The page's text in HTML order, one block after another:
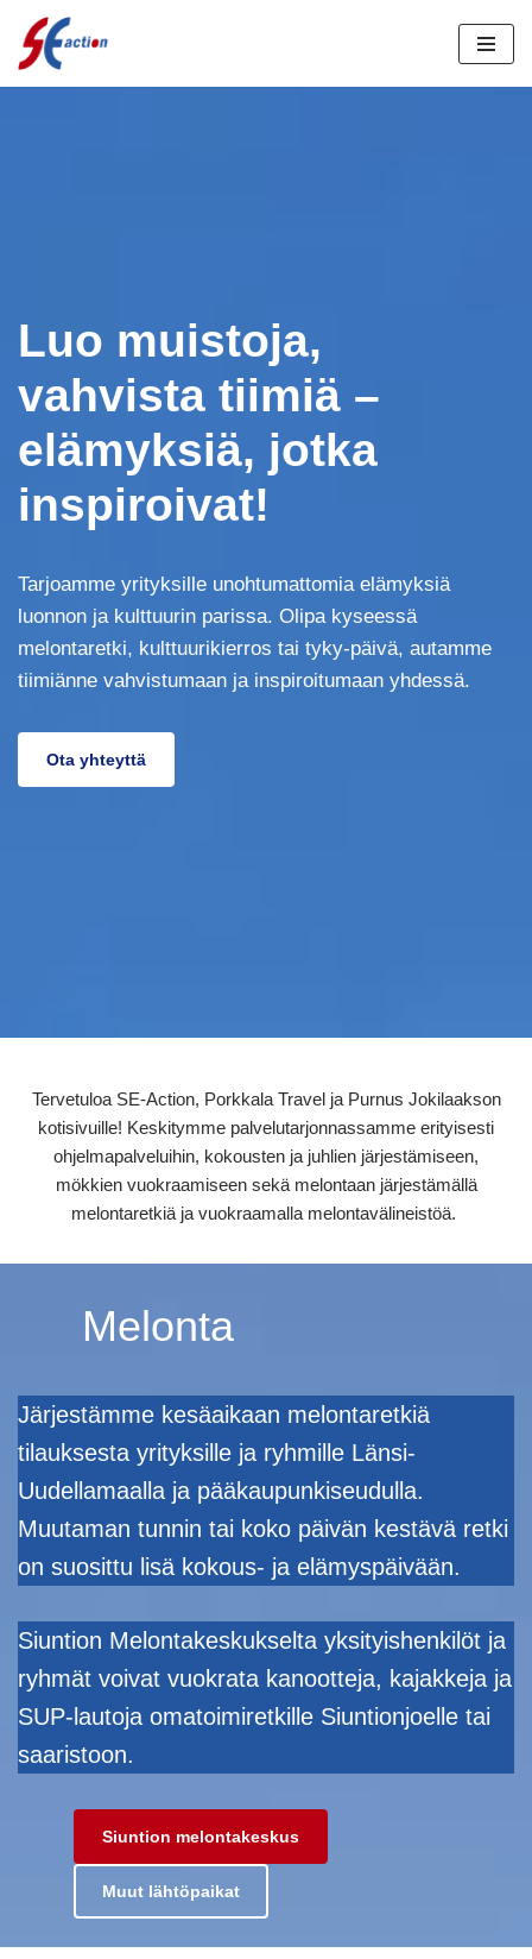
Siirry
suoraan
Luo muistoja,
vahvista tiimiä –
elämyksiä, jotka
inspiroivat!
Tarjoamme yrityksille unohtumattomia elämyksiä
luonnon ja kulttuurin parissa. Olipa kyseessä
melontaretki, kulttuurikierros tai tyky-päivä, autamme
tiimiänne vahvistumaan ja inspiroitumaan yhdessä.
Ota yhteyttä
Tervetuloa SE-Action, Porkkala Travel ja Purnus Jokilaakson
kotisivuille! Keskitymme palvelutarjonnassamme erityisesti
ohjelmapalveluihin, kokousten ja juhlien järjestämiseen,
mökkien vuokraamiseen sekä melontaan järjestämällä
melontaretkiä ja vuokraamalla melontavälineistöä.
Melonta
Järjestämme kesäaikaan melontaretkiä
tilauksesta yrityksille ja ryhmille Länsi-
Uudellamaalla ja pääkaupunkiseudulla.
Muutaman tunnin tai koko päivän kestävä retki
on suosittu lisä kokous- ja elämyspäivään.
Siuntion Melontakeskukselta yksityishenkilöt ja
ryhmät voivat vuokrata kanootteja, kajakkeja ja
SUP-lautoja omatoimiretkille Siuntionjoelle tai
saaristoon.
Siuntion melontakeskus
Muut lähtöpaikat